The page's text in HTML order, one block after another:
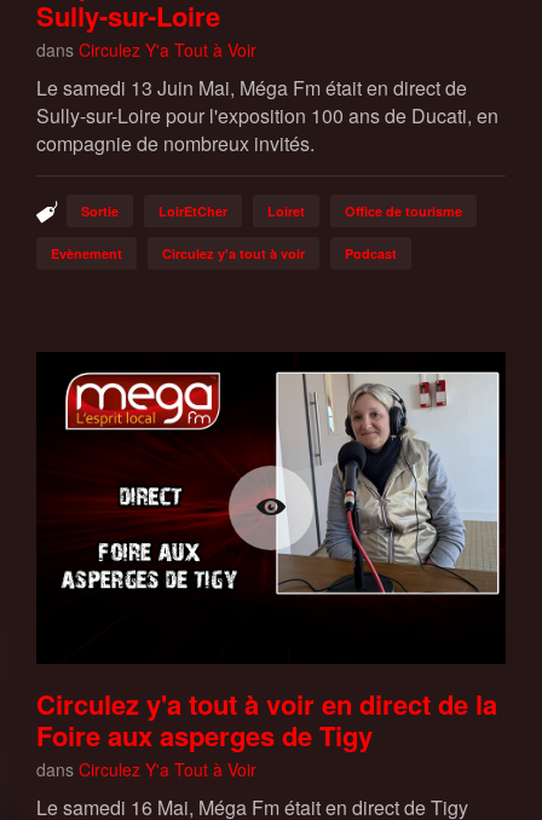
Sully-sur-Loire
dans Circulez Y'a Tout à Voir
Le samedi 13 Juin Mai, Méga Fm était en direct de
Sully-sur-Loire pour l'exposition 100 ans de Ducati, en
compagnie de nombreux invités.
Sortie LoirEtCher Loiret Office de tourisme
Evènement Circulez y'a tout à voir Podcast
Circulez y'a tout à voir en direct de la
Foire aux asperges de Tigy
dans Circulez Y'a Tout à Voir
Le samedi 16 Mai, Méga Fm était en direct de Tigy